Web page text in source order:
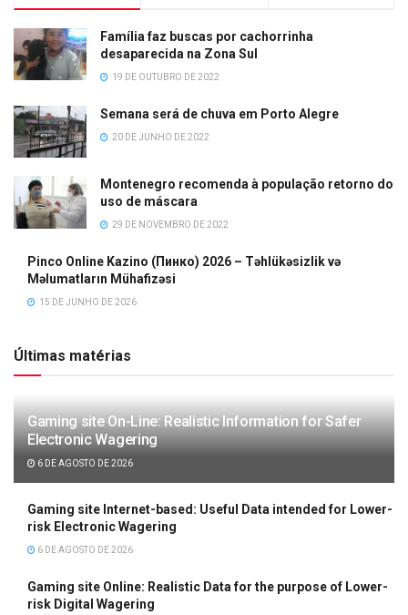
Família faz buscas por cachorrinha
desaparecida na Zona Sul
19 DE OUTUBRO DE 2022
Semana será de chuva em Porto Alegre
20 DE JUNHO DE 2022
Montenegro recomenda à população retorno do
uso de máscara
29 DE NOVEMBRO DE 2022
Pinco Online Kazino (Пинко) 2026 – Təhlükəsizlik və
Məlumatların Mühafizəsi
15 DE JUNHO DE 2026
Últimas matérias
Gaming site On-Line: Realistic Information for Safer
Electronic Wagering
6 DE AGOSTO DE 2026
Gaming site Internet-based: Useful Data intended for Lower-
risk Electronic Wagering
6 DE AGOSTO DE 2026
Gaming site Online: Realistic Data for the purpose of Lower-
risk Digital Wagering